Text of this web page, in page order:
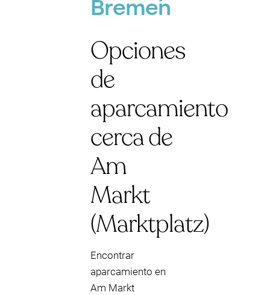
Bremen
Opciones
de
aparcamiento
cerca de
Am
Markt
(Marktplatz)
Encontrar
aparcamiento en
Am Markt